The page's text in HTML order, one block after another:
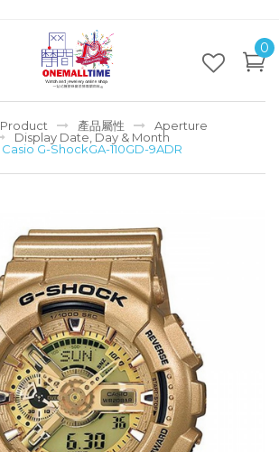
0
Product 產品屬性
Aperture
Display Date, Day & Month
Casio G-ShockGA-110GD-9ADR